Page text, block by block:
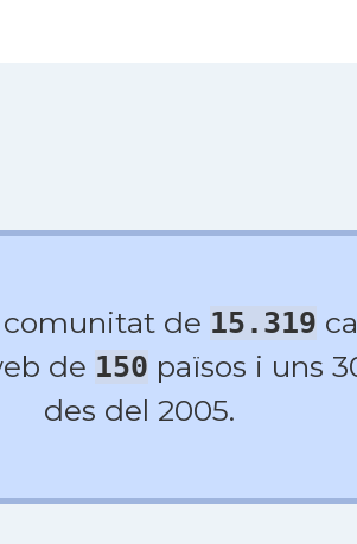
comunitat de 15.319
de 150 països i uns
des del 2005.